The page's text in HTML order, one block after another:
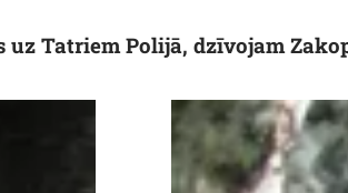
uz Tatriem Polijā, dzīvojam